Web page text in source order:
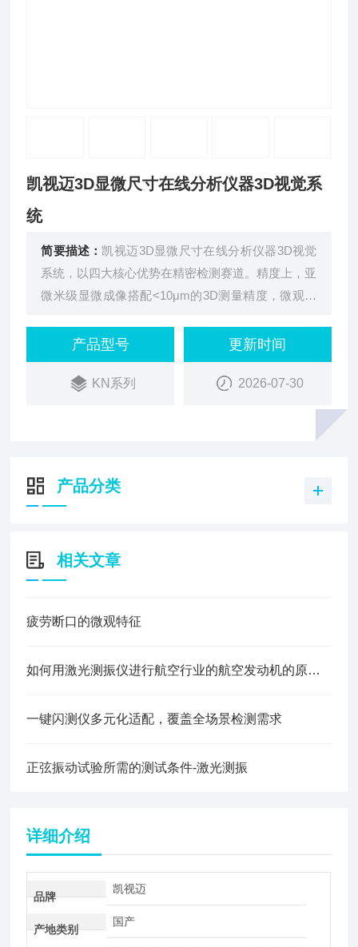
凯视迈3D显微尺寸在线分析仪器3D视觉系
统
简要描述： 凯视迈3D显微尺寸在线分析仪器3D视觉
系统，以四大核心优势在精密检测赛道。精度上，亚
微米级显微成像搭配<10μm的3D测量精度，微观缺
可少量样本快速训练，精准识别复杂缺陷，还能自主
迭代优化；集成上，整合多模块能力，替代传统多设
备组合，适配工业产线在线全检；场景上，覆盖半导
体、3C电子、汽车、新能源等六大领域，满足从科
产品型号
KN系列
更新时间
2026-07-30
产品分类
相关文章
疲劳断口的微观特征
如何用激光测振仪进行航空行业的航空发动机的原材料的固有频率测量
一键闪测仪多元化适配，覆盖全场景检测需求
正弦振动试验所需的测试条件-激光测振
详细介绍
品牌
凯视迈
产地类别
国产